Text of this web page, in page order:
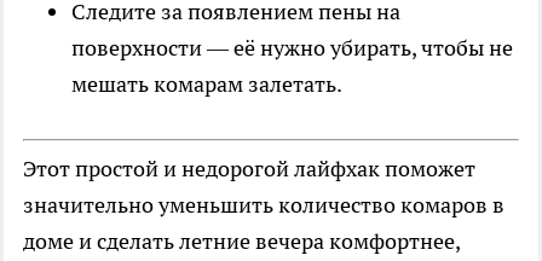
Следите за появлением пены на
поверхности — её нужно убирать, чтобы не
мешать комарам залетать.
Этот простой и недорогой лайфхак поможет
значительно уменьшить количество комаров в
доме и сделать летние вечера комфортнее,